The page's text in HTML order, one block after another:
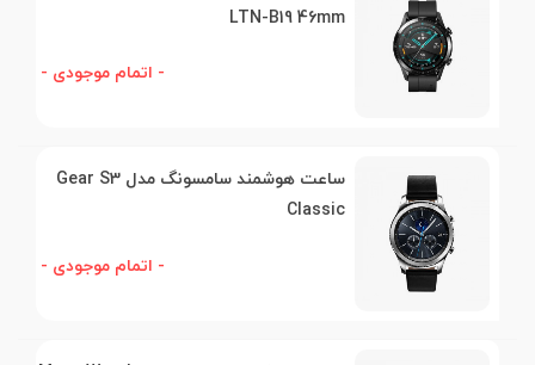
LTN-B19 46mm
- اتمام موجودی -
ساعت هوشمند سامسونگ مدل Gear S3
Classic
- اتمام موجودی -